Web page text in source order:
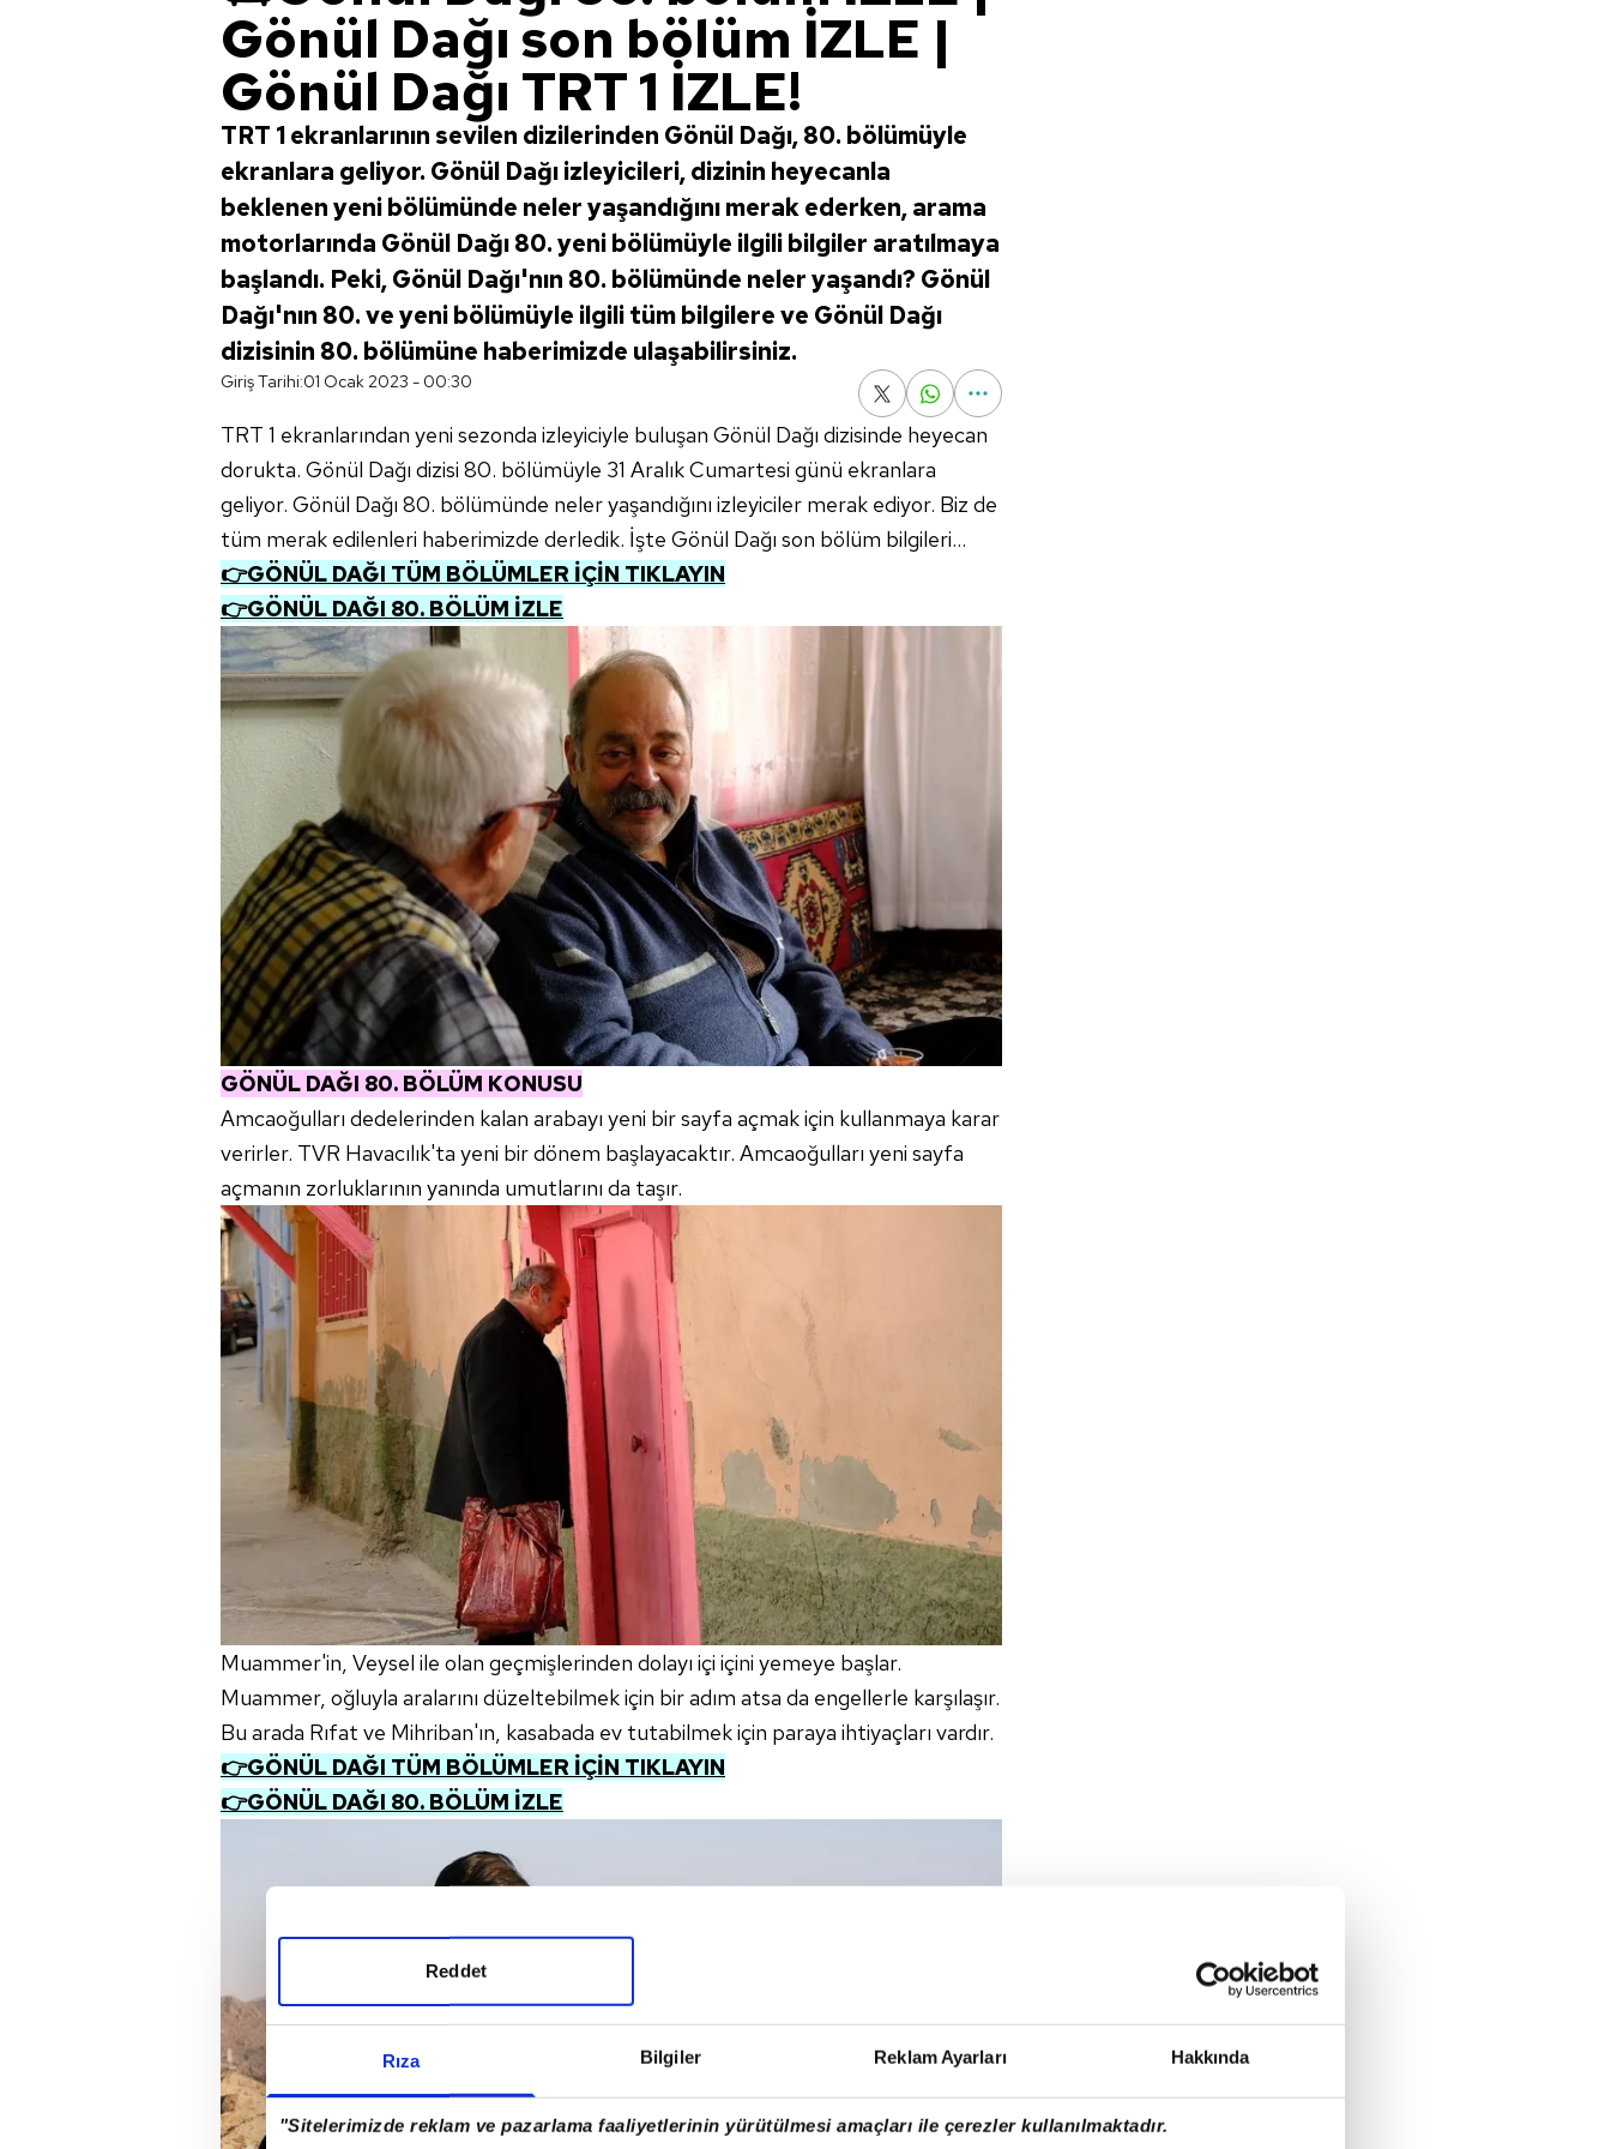
Rıza Bilgiler Reklam Ayarları Hakkında
"Sitelerimizde reklam ve pazarlama faaliyetlerinin yürütülmesi amaçları ile çerezler kullanılmaktadır.
Reddet
Gönül Dağı son bölüm İZLE |
Gönül Dağı TRT 1 İZLE!
TRT 1 ekranlarının sevilen dizilerinden Gönül Dağı, 80. bölümüyle
ekranlara geliyor. Gönül Dağı izleyicileri, dizinin heyecanla
beklenen yeni bölümünde neler yaşandığını merak ederken, arama
motorlarında Gönül Dağı 80. yeni bölümüyle ilgili bilgiler aratılmaya
başlandı. Peki, Gönül Dağı'nın 80. bölümünde neler yaşandı? Gönül
Dağı'nın 80. ve yeni bölümüyle ilgili tüm bilgilere ve Gönül Dağı
dizisinin 80. bölümüne haberimizde ulaşabilirsiniz.
Giriş Tarihi:01 Ocak 2023 - 00:30
TRT 1 ekranlarından yeni sezonda izleyiciyle buluşan Gönül Dağı dizisinde heyecan
dorukta. Gönül Dağı dizisi 80. bölümüyle 31 Aralık Cumartesi günü ekranlara
geliyor. Gönül Dağı 80. bölümünde neler yaşandığını izleyiciler merak ediyor. Biz de
tüm merak edilenleri haberimizde derledik. İşte Gönül Dağı son bölüm bilgileri...
👉GÖNÜL DAĞI TÜM BÖLÜMLER İÇİN TIKLAYIN
👉GÖNÜL DAĞI 80. BÖLÜM İZLE
GÖNÜL DAĞI 80. BÖLÜM KONUSU
Amcaoğulları dedelerinden kalan arabayı yeni bir sayfa açmak için kullanmaya karar
verirler. TVR Havacılık'ta yeni bir dönem başlayacaktır. Amcaoğulları yeni sayfa
açmanın zorluklarının yanında umutlarını da taşır.
Muammer'in, Veysel ile olan geçmişlerinden dolayı içi içini yemeye başlar.
Muammer, oğluyla aralarını düzeltebilmek için bir adım atsa da engellerle karşılaşır.
Bu arada Rıfat ve Mihriban'ın, kasabada ev tutabilmek için paraya ihtiyaçları vardır.
👉GÖNÜL DAĞI TÜM BÖLÜMLER İÇİN TIKLAYIN
👉GÖNÜL DAĞI 80. BÖLÜM İZLE